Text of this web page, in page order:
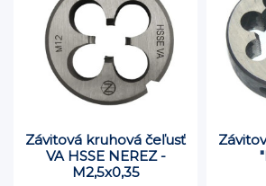
Závitová kruhová čeľusť
VA HSSE NEREZ -
M2,5x0,35